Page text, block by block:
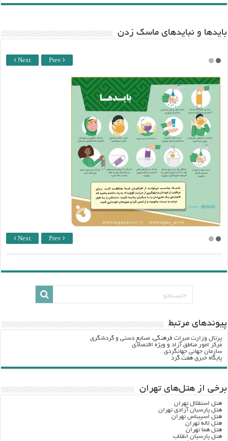
باید‌ها و نبایدهای ماسک زدن
Next Prev
Next Prev
پيوندهاي مرتبط
پرتال وزارت ميراث فرهنگي، صنایع دستی و گردشگري
مرکز امور مناطق آزاد و ویژه اقتصادی
سازمان جهانی جهانگردی
پایگاه خبری هفت گرد
برخی از هتل‌های تهران
هتل استقلال تهران
هتل پارسیان آزادی تهران
هتل اسپیناس تهران
هتل لاله تهران
هتل هما تهران
هتل پارسیان انقلاب